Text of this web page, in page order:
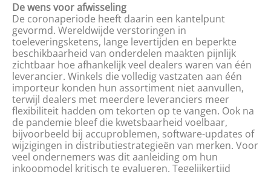
De wens voor afwisseling
De coronaperiode heeft daarin een kantelpunt
gevormd. Wereldwijde verstoringen in
toeleveringsketens, lange levertijden en beperkte
beschikbaarheid van onderdelen maakten pijnlijk
zichtbaar hoe afhankelijk veel dealers waren van één
leverancier. Winkels die volledig vastzaten aan één
importeur konden hun assortiment niet aanvullen,
terwijl dealers met meerdere leveranciers meer
flexibiliteit hadden om tekorten op te vangen. Ook na
de pandemie bleef die kwetsbaarheid voelbaar,
bijvoorbeeld bij accuproblemen, software-updates of
wijzigingen in distributiestrategieën van merken. Voor
veel ondernemers was dit aanleiding om hun
inkoopmodel kritisch te evalueren. Tegelijkertijd